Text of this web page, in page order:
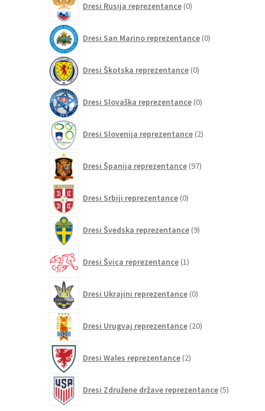
Dresi Rusija reprezentance 0izdelkov
Dresi San Marino reprezentance 0izdelkov
Dresi Škotska reprezentance 0izdelkov
Dresi Slovaška reprezentance 0izdelkov
Dresi Slovenija reprezentance 2izdelka
Dresi Španija reprezentance 97izdelkov
Dresi Srbiji reprezentance 0izdelkov
Dresi Švedska reprezentance 9izdelkov
Dresi Švica reprezentance 1izdelek
Dresi Ukrajini reprezentance 0izdelkov
Dresi Urugvaj reprezentance 20izdelkov
Dresi Wales reprezentance 2izdelka
Dresi Združene države reprezentance 5izdelkov